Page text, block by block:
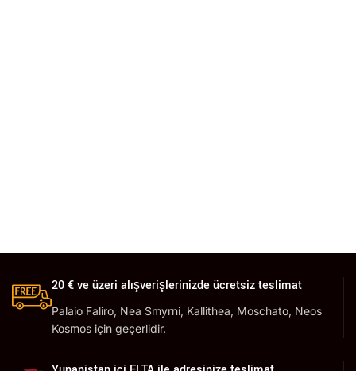
20 € ve üzeri alışverişlerinizde ücretsiz teslimat
Palaio Faliro, Nea Smyrni, Kallithea, Moschato, Neos
Kosmos için geçerlidir.